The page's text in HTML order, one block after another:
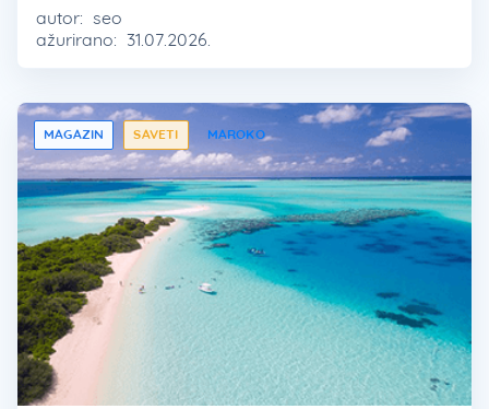
autor: seo
ažurirano: 31.07.2026.
MAGAZIN SAVETI MAROKO